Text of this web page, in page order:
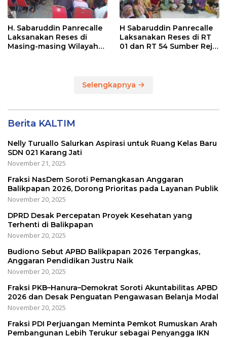
H. Sabaruddin Panrecalle
Laksanakan Reses di
Masing-masing Wilayah
H Sabaruddin Panrecalle
Laksanakan Reses di RT
01 dan RT 54 Sumber Rejo
Selengkapnya
Berita KALTIM
Nelly Turuallo Salurkan Aspirasi untuk Ruang Kelas Baru
SDN 021 Karang Jati
November 21, 2025
Fraksi NasDem Soroti Pemangkasan Anggaran
Balikpapan 2026, Dorong Prioritas pada Layanan Publik
November 20, 2025
DPRD Desak Percepatan Proyek Kesehatan yang
Terhenti di Balikpapan
November 20, 2025
Budiono Sebut APBD Balikpapan 2026 Terpangkas,
Anggaran Pendidikan Justru Naik
November 20, 2025
Fraksi PKB–Hanura–Demokrat Soroti Akuntabilitas APBD
2026 dan Desak Penguatan Pengawasan Belanja Modal
November 20, 2025
Fraksi PDI Perjuangan Meminta Pemkot Rumuskan Arah
Pembangunan Lebih Terukur sebagai Penyangga IKN